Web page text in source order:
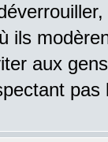
ils
aux
pas